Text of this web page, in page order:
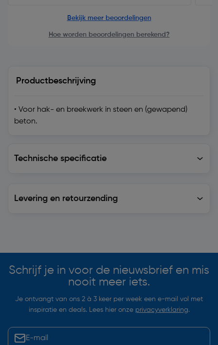
Bekijk meer beoordelingen
Hoe worden beoordelingen berekend?
Productbeschrijving
• Voor hak- en breekwerk in steen en (gewapend)
beton.
Technische specificatie
Levering en retourzending
Schrijf je in voor de nieuwsbrief en mis
nooit meer iets.
Je ontvangt van ons 2 à 3 keer per week een e-mail vol met
inspiratie en deals. Lees hier onze privacyverklaring.